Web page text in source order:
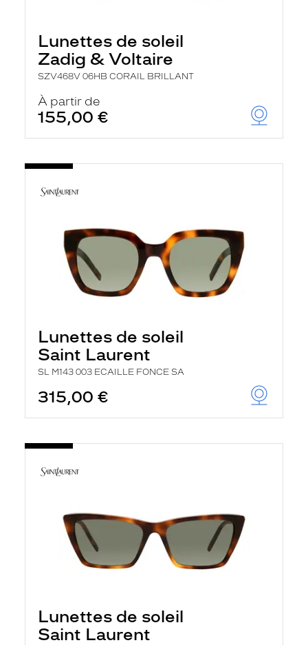
Lunettes de soleil
Zadig & Voltaire
SZV468V 06HB CORAIL BRILLANT
À partir de
155,00 €
Lunettes de soleil
Saint Laurent
SL M143 003 ECAILLE FONCE SA
315,00 €
Lunettes de soleil
Saint Laurent